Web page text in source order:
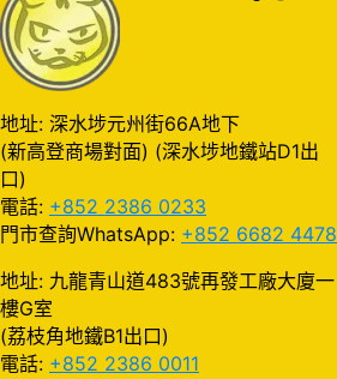
地址: 深水埗元州街66A地下
(新高登商場對面) (深水埗地鐵站D1出
口)
電話: +852 2386 0233
門市查詢WhatsApp: +852 6682 4478
地址: 九龍青山道483號再發工廠大廈一
樓G室
(荔枝角地鐵B1出口)
電話: +852 2386 0011